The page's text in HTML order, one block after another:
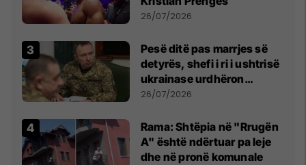
26/07/2026
Pesë ditë pas marrjes së
detyrës, shefi i ri i ushtrisë
ukrainase urdhëron
kontroll të madh
26/07/2026
Rama: Shtëpia në "Rrugën
A" është ndërtuar pa leje
dhe në pronë komunale